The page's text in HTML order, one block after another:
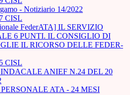
- Notiziario 14/2022
CISL
FederATA] IL SERVIZIO
6 PUNTI. IL CONSIGLIO DI
IL RICORSO DELLE FEDER-
CISL
ANIEF N.24 DEL 20
ATA - 24 MESI